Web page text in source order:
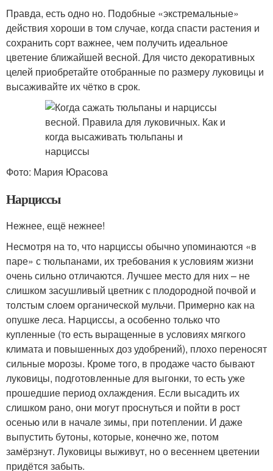
Правда, есть одно но. Подобные «экстремальные»
действия хороши в том случае, когда спасти растения и
сохранить сорт важнее, чем получить идеальное
цветение ближайшей весной. Для чисто декоративных
целей приобретайте отобранные по размеру луковицы и
высаживайте их чётко в срок.
Фото: Мария Юрасова
Нарциссы
Нежнее, ещё нежнее!
Несмотря на то, что нарциссы обычно упоминаются «в
паре» с тюльпанами, их требования к условиям жизни
очень сильно отличаются. Лучшее место для них – не
слишком засушливый цветник с плодородной почвой и
толстым слоем органической мульчи. Примерно как на
опушке леса. Нарциссы, а особенно только что
купленные (то есть выращенные в условиях мягкого
климата и повышенных доз удобрений), плохо переносят
сильные морозы. Кроме того, в продаже часто бывают
луковицы, подготовленные для выгонки, то есть уже
прошедшие период охлаждения. Если высадить их
слишком рано, они могут проснуться и пойти в рост
осенью или в начале зимы, при потеплении. И даже
выпустить бутоны, которые, конечно же, потом
замёрзнут. Луковицы выживут, но о весеннем цветении
придётся забыть.